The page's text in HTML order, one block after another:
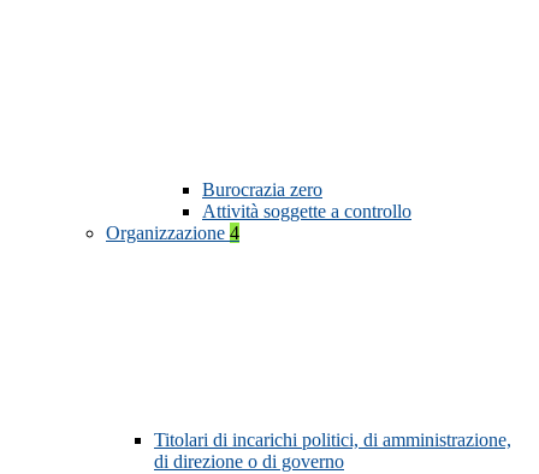
Burocrazia zero
Attività soggette a controllo
Organizzazione 4
Titolari di incarichi politici, di amministrazione,
di direzione o di governo